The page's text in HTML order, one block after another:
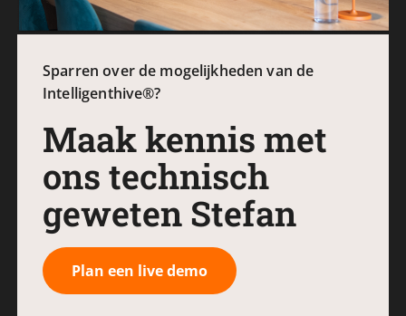
Sparren over de mogelijkheden van de
Intelligenthive®?
Maak kennis met
ons technisch
geweten Stefan
Plan een live demo